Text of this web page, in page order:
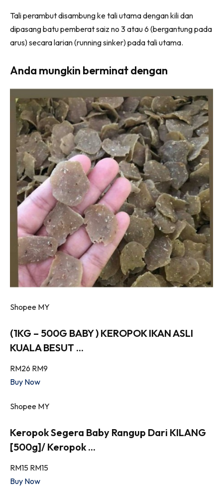
Tali perambut disambung ke tali utama dengan kili dan
dipasang batu pemberat saiz no 3 atau 6 (bergantung pada
arus) secara larian (running sinker) pada tali utama.
Anda mungkin berminat dengan
Shopee MY
(1KG – 500G BABY ) KEROPOK IKAN ASLI
KUALA BESUT ...
RM26 RM9
Buy Now
Shopee MY
Keropok Segera Baby Rangup Dari KILANG
[500g]/ Keropok ...
RM15 RM15
Buy Now